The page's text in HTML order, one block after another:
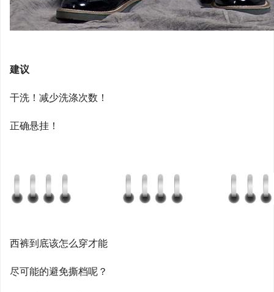
建议
干洗！减少洗涤次数！
正确悬挂！
西裤到底该怎么穿才能
尽可能的避免撕档呢？